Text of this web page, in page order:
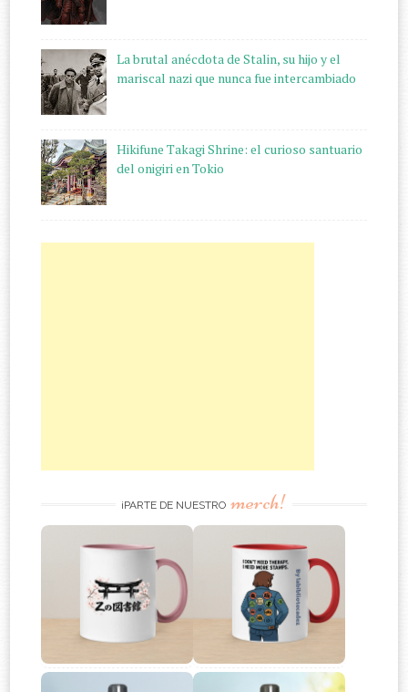
La brutal anécdota de Stalin, su hijo y el
mariscal nazi que nunca fue intercambiado
Hikifune Takagi Shrine: el curioso santuario
del onigiri en Tokio
¡PARTE DE NUESTRO merch!